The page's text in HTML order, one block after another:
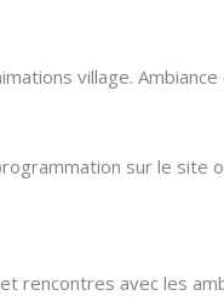
village.
sur le site
rencontres avec les